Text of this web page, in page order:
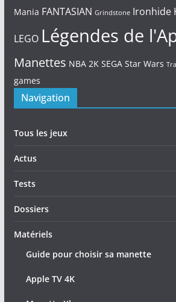
Mania FANTASIAN Grindstone Ironhide
LEGO Légendes de
Manettes NBA 2K SEGA Star Wars
games
Navigation
Tous les jeux
Actus
Tests
Dossiers
Matériels
Guide pour choisir sa manette
Apple TV 4K